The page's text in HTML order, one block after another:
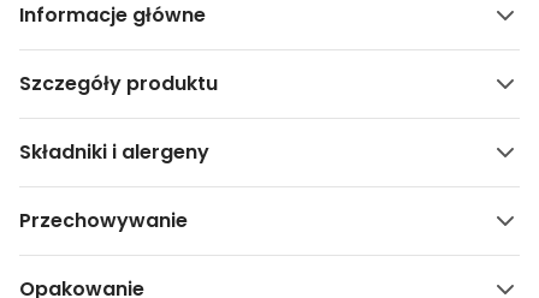
Informacje główne
Szczegóły produktu
Składniki i alergeny
Przechowywanie
Opakowanie